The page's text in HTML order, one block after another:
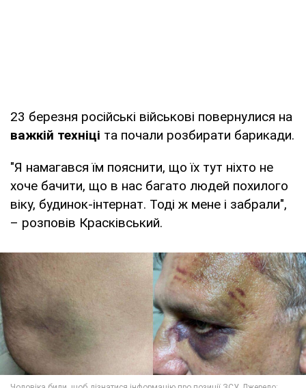
23 березня російські військові повернулися на
важкій техніці та почали розбирати барикади.
"Я намагався їм пояснити, що їх тут ніхто не
хоче бачити, що в нас багато людей похилого
віку, будинок-інтернат. Тоді ж мене і забрали",
– розповів Красківський.